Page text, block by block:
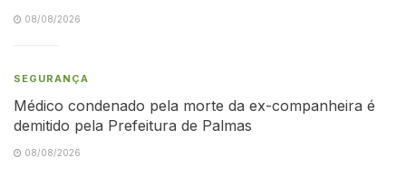
08/08/2026
SEGURANÇA
Médico condenado pela morte da ex-companheira é
demitido pela Prefeitura de Palmas
08/08/2026